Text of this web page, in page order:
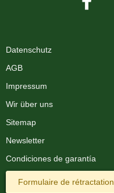
Datenschutz
AGB
Impressum
Wir über uns
Sitemap
Newsletter
Condiciones de garantía
Formulaire de rétractation